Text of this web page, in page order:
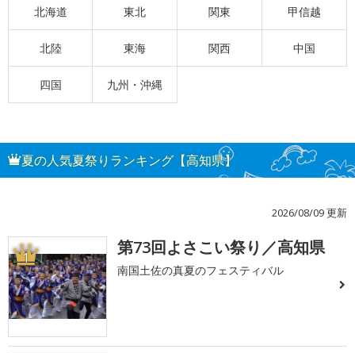
北海道 東北 関東 甲信越
北陸 東海 関西 中国
四国 九州・沖縄
夏の人気夏祭りランキング【高知県】
2026/08/09 更新
1 第73回よさこい祭り／高知県
南国土佐の真夏のフェスティバル